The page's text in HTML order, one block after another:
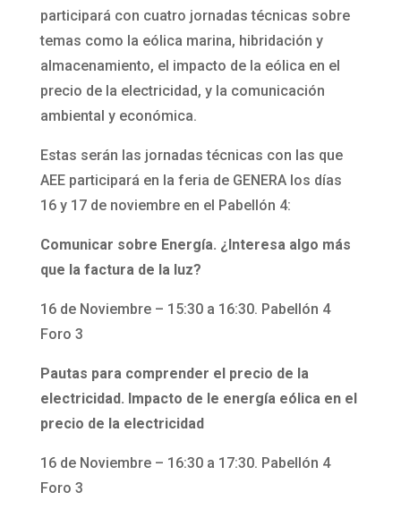
participará con cuatro jornadas técnicas sobre
temas como la eólica marina, hibridación y
almacenamiento, el impacto de la eólica en el
precio de la electricidad, y la comunicación
ambiental y económica.
Estas serán las jornadas técnicas con las que
AEE participará en la feria de GENERA los días
16 y 17 de noviembre en el Pabellón 4:
Comunicar sobre Energía. ¿Interesa algo más
que la factura de la luz?
16 de Noviembre – 15:30 a 16:30. Pabellón 4
Foro 3
Pautas para comprender el precio de la
electricidad. Impacto de le energía eólica en el
precio de la electricidad
16 de Noviembre – 16:30 a 17:30. Pabellón 4
Foro 3